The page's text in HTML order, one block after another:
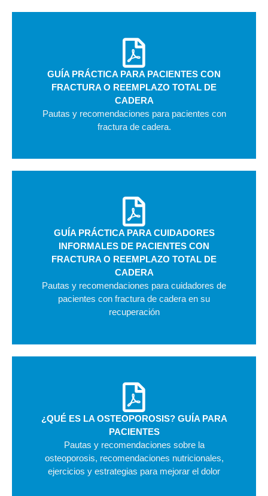
GUÍA PRÁCTICA PARA PACIENTES CON
FRACTURA O REEMPLAZO TOTAL DE
CADERA
Pautas y recomendaciones para pacientes con
fractura de cadera.
GUÍA PRÁCTICA PARA CUIDADORES
INFORMALES DE PACIENTES CON
FRACTURA O REEMPLAZO TOTAL DE
CADERA
Pautas y recomendaciones para cuidadores de
pacientes con fractura de cadera en su
recuperación
¿QUÉ ES LA OSTEOPOROSIS? GUÍA PARA
PACIENTES
Pautas y recomendaciones sobre la
osteoporosis, recomendaciones nutricionales,
ejercicios y estrategias para mejorar el dolor